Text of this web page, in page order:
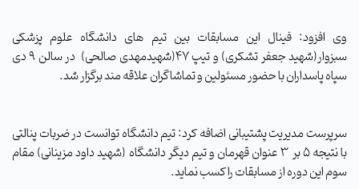
وی افزود: فینال این مسابقات بین تیم های دانشگاه علوم پزشکی
سبزوار(شهید جعفر تشکری) و تیپ ۴۷(شهیدمهدی صالحی)
در سالن ۹ دی
سپاه پاسداران با حضور مسئولین و تماشاگران علاقه مند برگزار شد.
سرپرست مدیریت پشتیبانی اضافه کرد: تیم دانشگاه توانست در ضربات پنالتی
با نتیجه ۵ بر ۳ عنوان قهرمان و تیم دیگر دانشگاه (شهید داود مزینانی) مقام
سوم این دوره از مسابقات را کسب نماید.